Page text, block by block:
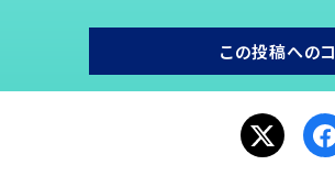
この投稿への